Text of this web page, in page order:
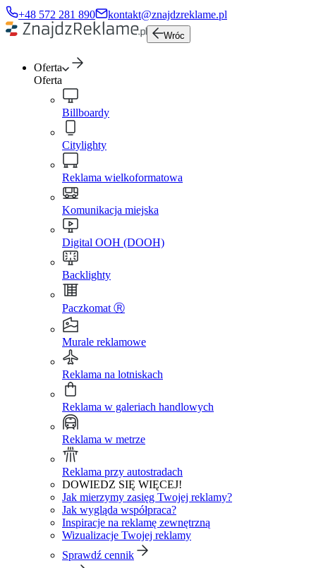
+48 572 281 890 kontakt@znajdzreklame.pl
Wróc
Oferta
Oferta
Billboardy
Citylighty
Reklama wielkoformatowa
Komunikacja miejska
Digital OOH (DOOH)
Backlighty
Paczkomat Ⓡ
Murale reklamowe
Reklama na lotniskach
Reklama w galeriach handlowych
Reklama w metrze
Reklama przy autostradach
DOWIEDZ SIĘ WIĘCEJ!
Jak mierzymy zasięg Twojej reklamy?
Jak wygląda współpraca?
Inspiracje na reklamę zewnętrzną
Wizualizacje Twojej reklamy
Sprawdź cennik